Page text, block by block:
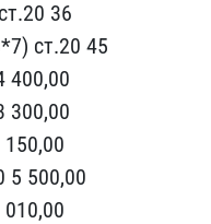
​36
ст.20 45
​400,00
300,00
5 500,00